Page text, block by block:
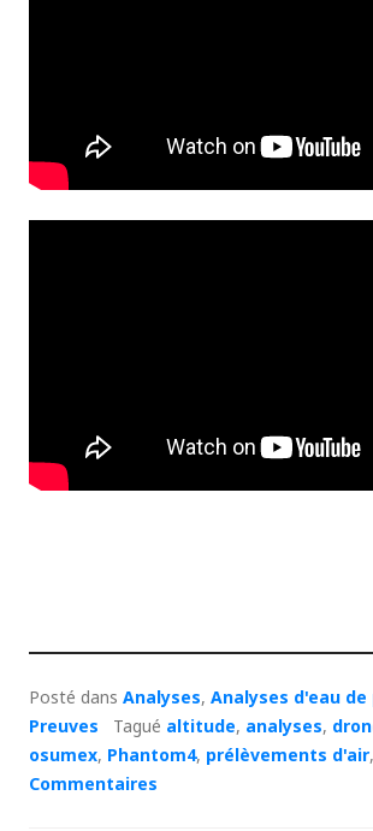
Posté dans Analyses, Analyses d'eau de
Preuves
Tagué altitude, analyses,
osumex, Phantom4, prélèvements d'air,
Commentaires